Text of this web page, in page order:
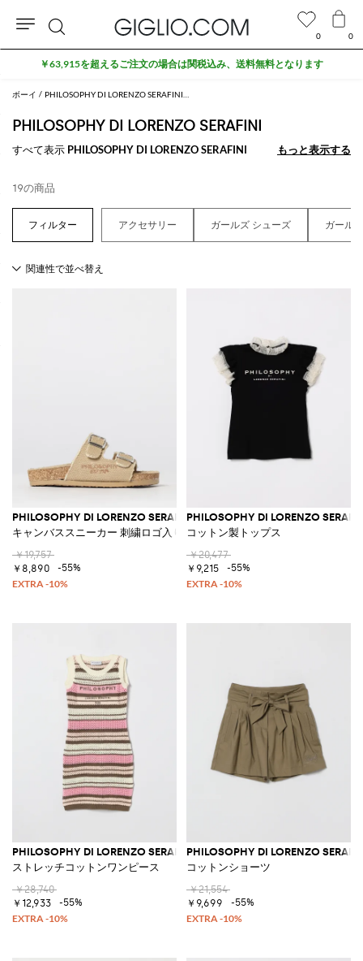
ボーイ
PHILOSOPHY DI LORENZO SERAFINI
すべて表示 PHILOSOPHY DI LORENZO SERAFINI もっと表示する
もっと表示する
19の商品
アクセサリー ガールズ シューズ ガール
PHILOSOPHY DI LORENZO SERAFINI
キャンバススニーカー 刺繍ロゴ入り
￥19,757
￥8,890
-55%
PHILOSOPHY DI LORENZO
コットン製トップス
￥20,477
￥9,215
-55%
PHILOSOPHY DI LORENZO SERAFINI
ストレッチコットンワンピース
￥28,740
￥12,933
-55%
PHILOSOPHY DI LORENZO
コットンショーツ
￥21,554
￥9,699
-55%
0 0
検
索
￥63,915を超えるご注文の場合は関税込み、送料無料となります